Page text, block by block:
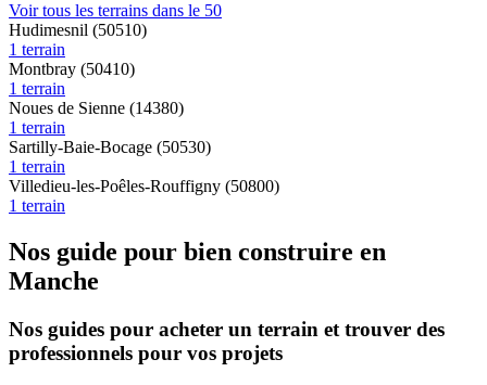
Voir tous les terrains dans le 50
Hudimesnil (50510)
1 terrain
Montbray (50410)
1 terrain
Noues de Sienne (14380)
1 terrain
Sartilly-Baie-Bocage (50530)
1 terrain
Villedieu-les-Poêles-Rouffigny (50800)
1 terrain
Nos guide pour bien construire en
Manche
Nos guides pour acheter un terrain et trouver des
professionnels pour vos projets